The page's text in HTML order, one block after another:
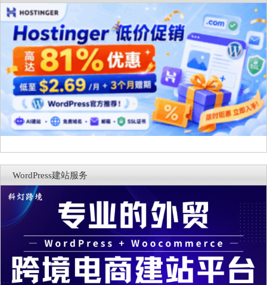
WordPress建站服务